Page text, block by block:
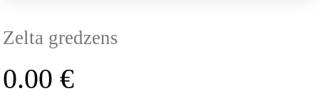
Zelta gredzens
0.00€